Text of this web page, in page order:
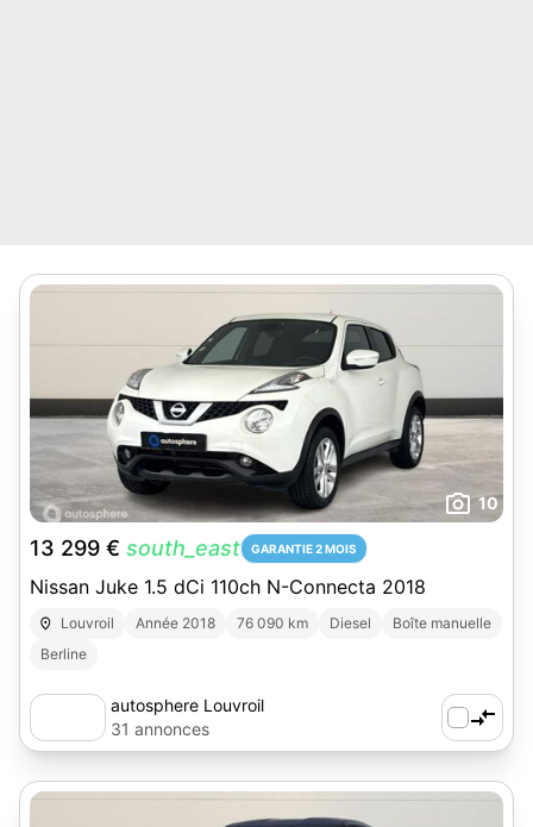
10
13 299 € south_east GARANTIE 2 MOIS
Nissan Juke 1.5 dCi 110ch N-Connecta 2018
Louvroil Année 2018 76 090 km Diesel
Boîte manuelle
Berline
autosphere Louvroil
31 annonces